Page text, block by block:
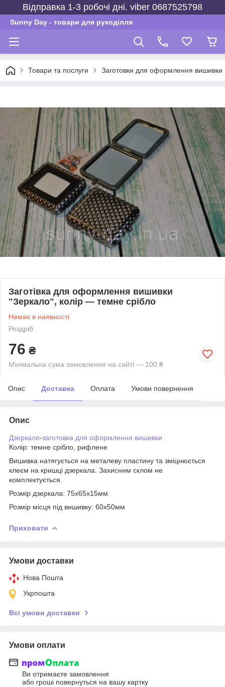
Відправка 1-3 робочі дні. viber 0687525798
Sunny Day - товари для рукоділля
Товари та послуги Заготовки для оформлення вишивки
Заготівка для оформлення вишивки
"Зеркало", колір — темне срібло
Немає в наявності
Роздріб
76 ₴
Мінімальна сума замовлення на сайті — 100 ₴
Опис Доставка Оплата Умови повернення
Опис
Дзеркало-заготовка для оформлення вишивки
Колір: темне срібло, рифлене
Вишивка натягується на металеву пластину та зміцнюється
клеєм на кришці дзеркала. Захисним склом не
комплектується.
Розмір дзеркала: 75х65х15мм
Розмір місця під вишивку: 60х50мм
Приховати
Умови доставки
Нова Пошта
Укрпошта
Всі умови доставки
Умови оплати
Ви отримаєте замовлення
або гроші повернуться на вашу картку